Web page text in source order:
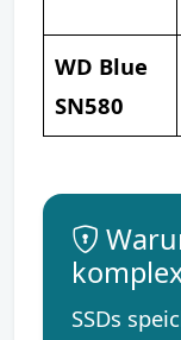
WD Blue
SN580
SSDs